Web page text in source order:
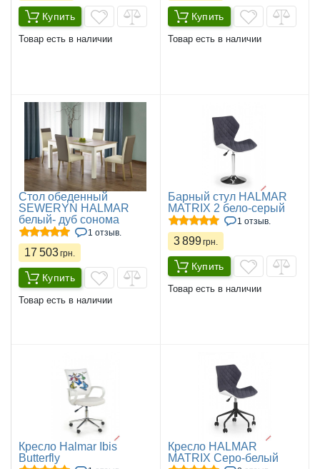
Купить
Товар есть в наличии
Купить
Товар есть в наличии
Стол обеденный
SEWERYN HALMAR
белый- дуб сонома
1 отзыв.
17 503грн.
Купить
Товар есть в наличии
Барный стул HALMAR
MATRIX 2 бело-серый
1 отзыв.
3 899грн.
Купить
Товар есть в наличии
Кресло Halmar Ibis
Butterfly
Кресло HALMAR
MATRIX Серо-белый